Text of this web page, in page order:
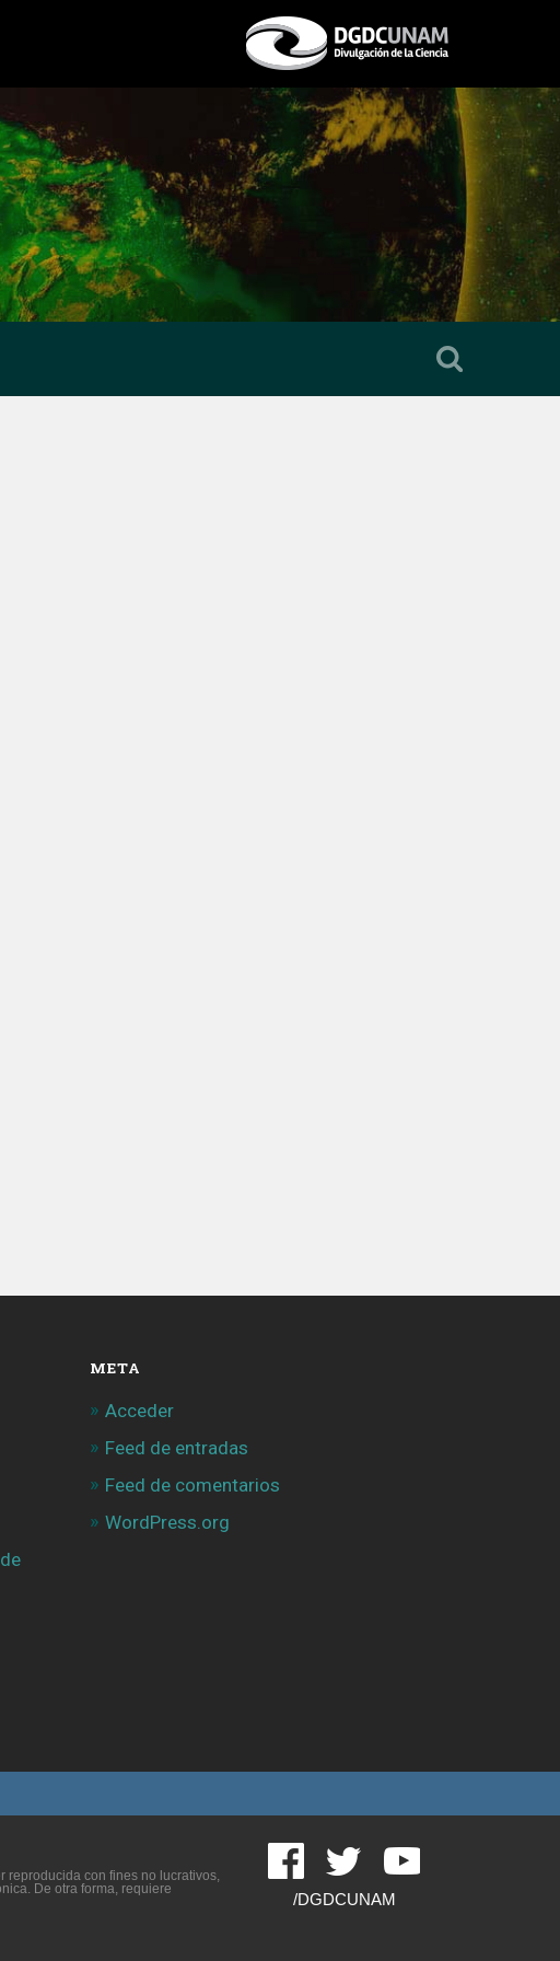
META
Acceder
Feed de entradas
Feed de comentarios
WordPress.org
reproducida con fines no lucrativos,
De otra forma, requiere
/DGDCUNAM